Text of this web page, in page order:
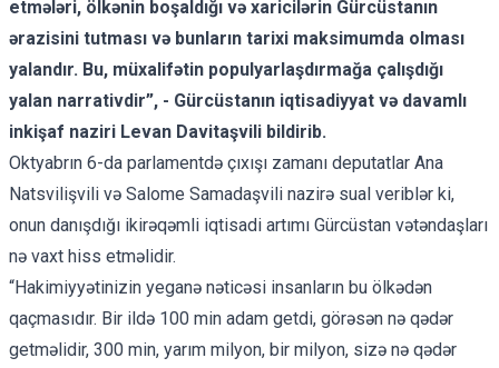
etmələri, ölkənin boşaldığı və xaricilərin Gürcüstanın
ərazisini tutması və bunların tarixi maksimumda olması
yalandır. Bu, müxalifətin populyarlaşdırmağa çalışdığı
yalan narrativdir”, - Gürcüstanın iqtisadiyyat və davamlı
inkişaf naziri Levan Davitaşvili bildirib.
Oktyabrın 6-da parlamentdə çıxışı zamanı deputatlar Ana
Natsvilişvili və Salome Samadaşvili nazirə sual veriblər ki,
onun danışdığı ikirəqəmli iqtisadi artımı Gürcüstan vətəndaşları
nə vaxt hiss etməlidir.
“Hakimiyyətinizin yeganə nəticəsi insanların bu ölkədən
qaçmasıdır. Bir ildə 100 min adam getdi, görəsən nə qədər
getməlidir, 300 min, yarım milyon, bir milyon, sizə nə qədər